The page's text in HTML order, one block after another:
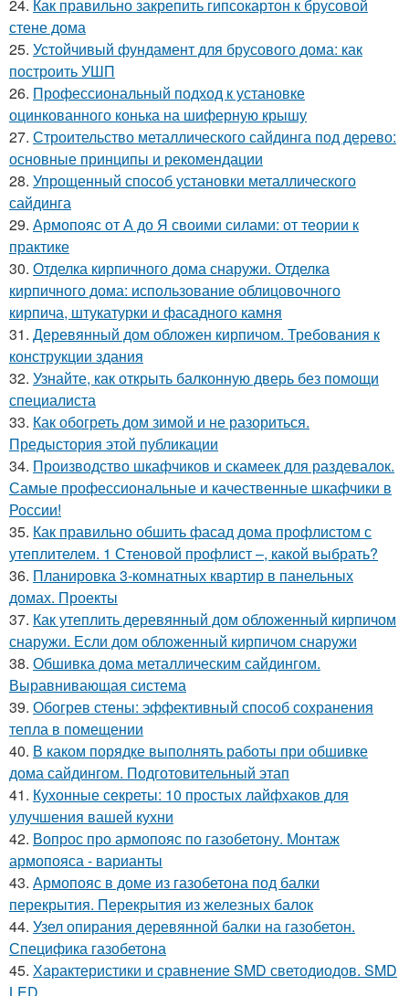
24. Как правильно закрепить гипсокартон к брусовой
стене дома
25. Устойчивый фундамент для брусового дома: как
построить УШП
26. Профессиональный подход к установке
оцинкованного конька на шиферную крышу
27. Строительство металлического сайдинга под дерево:
основные принципы и рекомендации
28. Упрощенный способ установки металлического
сайдинга
29. Армопояс от А до Я своими силами: от теории к
практике
30. Отделка кирпичного дома снаружи. Отделка
кирпичного дома: использование облицовочного
кирпича, штукатурки и фасадного камня
31. Деревянный дом обложен кирпичом. Требования к
конструкции здания
32. Узнайте, как открыть балконную дверь без помощи
специалиста
33. Как обогреть дом зимой и не разориться.
Предыстория этой публикации
34. Производство шкафчиков и скамеек для раздевалок.
Самые профессиональные и качественные шкафчики в
России!
35. Как правильно обшить фасад дома профлистом с
утеплителем. 1 Стеновой профлист –, какой выбрать?
36. Планировка 3-комнатных квартир в панельных
домах. Проекты
37. Как утеплить деревянный дом обложенный кирпичом
снаружи. Если дом обложенный кирпичом снаружи
38. Обшивка дома металлическим сайдингом.
Выравнивающая система
39. Обогрев стены: эффективный способ сохранения
тепла в помещении
40. В каком порядке выполнять работы при обшивке
дома сайдингом. Подготовительный этап
41. Кухонные секреты: 10 простых лайфхаков для
улучшения вашей кухни
42. Вопрос про армопояс по газобетону. Монтаж
армопояса - варианты
43. Армопояс в доме из газобетона под балки
перекрытия. Перекрытия из железных балок
44. Узел опирания деревянной балки на газобетон.
Специфика газобетона
45. Характеристики и сравнение SMD светодиодов. SMD